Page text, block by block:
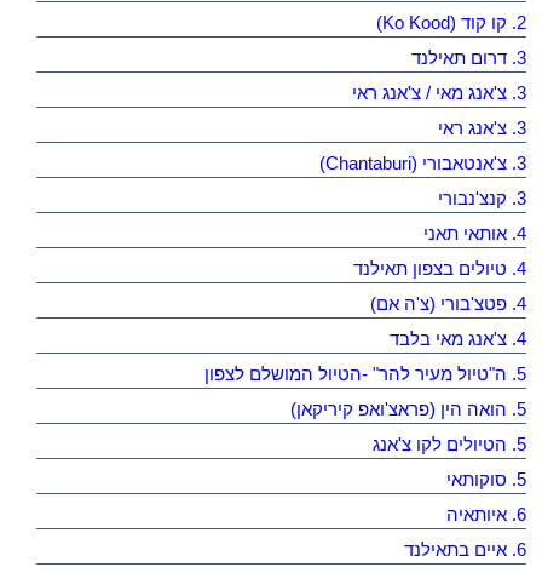
2. קו קוד (Ko Kood)
3. דרום תאילנד
3. צ'אנג מאי / צ'אנג ראי
3. צ'אנג ראי
3. צ'אנטאבורי (Chantaburi)
3. קנצ'נבורי
4. אותאי תאני
4. טיולים בצפון תאילנד
4. פטצ'בורי (צ'ה אם)
4. צ'אנג מאי בלבד
5. ה"טיול מעיר להר" -הטיול המושלם לצפון
5. הואה הין (פראצ'ואפ קיריקאן)
5. הטיולים לקו צ'אנג
5. סוקותאי
6. איותאיה
6. איים בתאילנד